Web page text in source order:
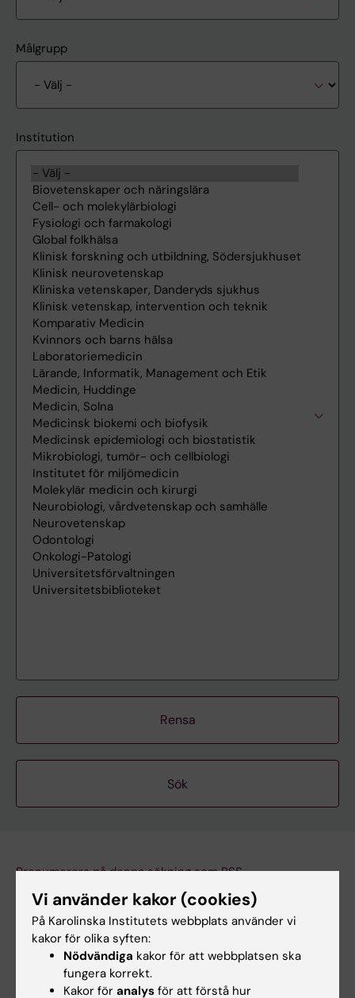
Målgrupp
Institution
Rensa
Prenumerera på denna sökning som RSS
Prenumerera på denna sökning som Webcal
2 oktober
2 oktober 11:30 - 12:15
Vi använder kakor (cookies)
På Karolinska Institutets webbplats använder vi
kakor för olika syften:
Nödvändiga kakor för att webbplatsen ska
fungera korrekt.
Kakor för analys för att förstå hur